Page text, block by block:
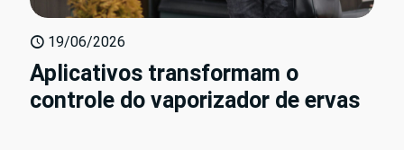
19/06/2026
Aplicativos transformam o
controle do vaporizador de ervas